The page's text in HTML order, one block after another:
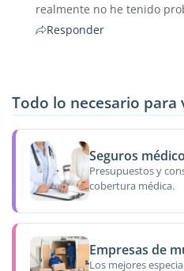
realmente no he tenido
Responder
Todo lo necesario
Seguros
Presupuestos y
cobertura médica.
Empresas de
Los mejores